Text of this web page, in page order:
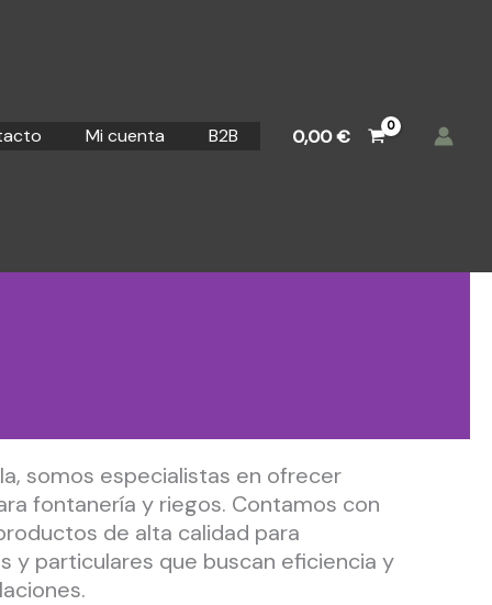
Mi cuenta B2B 0,00€
somos especialistas en ofrecer
fontanería y riegos. Contamos con
de alta calidad para
y particulares que buscan eficiencia y